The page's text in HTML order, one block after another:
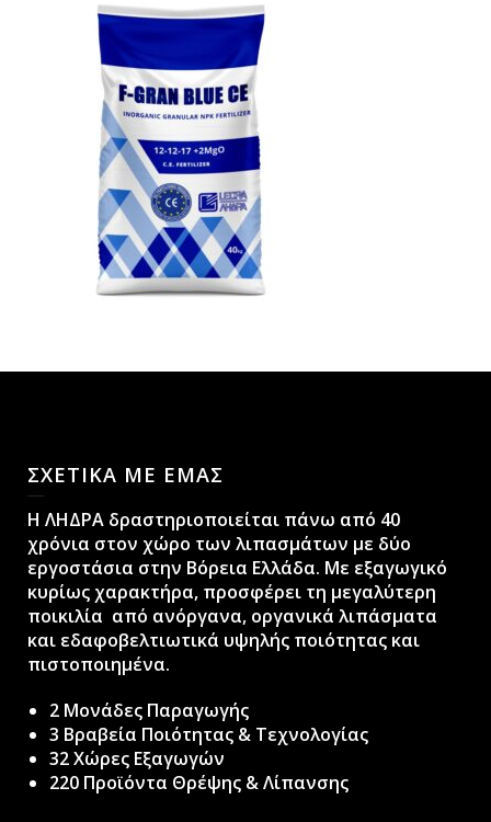
ΣΧΕΤΙΚΑ ΜΕ ΕΜΑΣ
H ΛΗΔΡΑ δραστηριοποιείται πάνω από 40
χρόνια στον χώρο των λιπασμάτων με δύο
εργοστάσια στην Βόρεια Ελλάδα. Με εξαγωγικό
κυρίως χαρακτήρα, προσφέρει τη μεγαλύτερη
ποικιλία από ανόργανα, οργανικά λιπάσματα
και εδαφοβελτιωτικά υψηλής ποιότητας και
πιστοποιημένα.
2 Μονάδες Παραγωγής
3 Βραβεία Ποιότητας & Τεχνολογίας
32 Χώρες Εξαγωγών
220 Προϊόντα Θρέψης & Λίπανσης